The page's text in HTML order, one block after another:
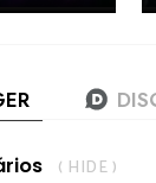
( HIDE )